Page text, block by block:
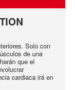
Solo con
de una
que el
cardiaca irá en